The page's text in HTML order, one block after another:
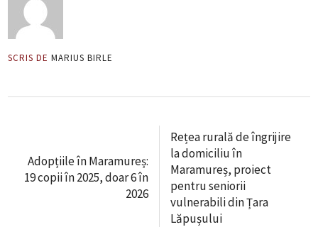
SCRIS DE MARIUS BIRLE
Adopțiile în Maramureș:
19 copii în 2025, doar 6 în
2026
Rețea rurală de îngrijire
la domiciliu în
Maramureș, proiect
pentru seniorii
vulnerabili din Țara
Lăpușului